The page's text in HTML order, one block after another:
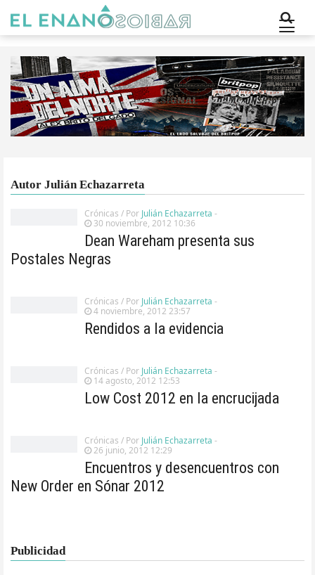
Autor Julián Echazarreta
Crónicas / Por Julián Echazarreta -
30 noviembre, 2012 10:36
Dean Wareham presenta sus
Postales Negras
Crónicas / Por Julián Echazarreta -
4 noviembre, 2012 23:57
Rendidos a la evidencia
Crónicas / Por Julián Echazarreta -
14 agosto, 2012 12:53
Low Cost 2012 en la encrucijada
Crónicas / Por Julián Echazarreta -
26 junio, 2012 12:29
Encuentros y desencuentros con
New Order en Sónar 2012
Publicidad